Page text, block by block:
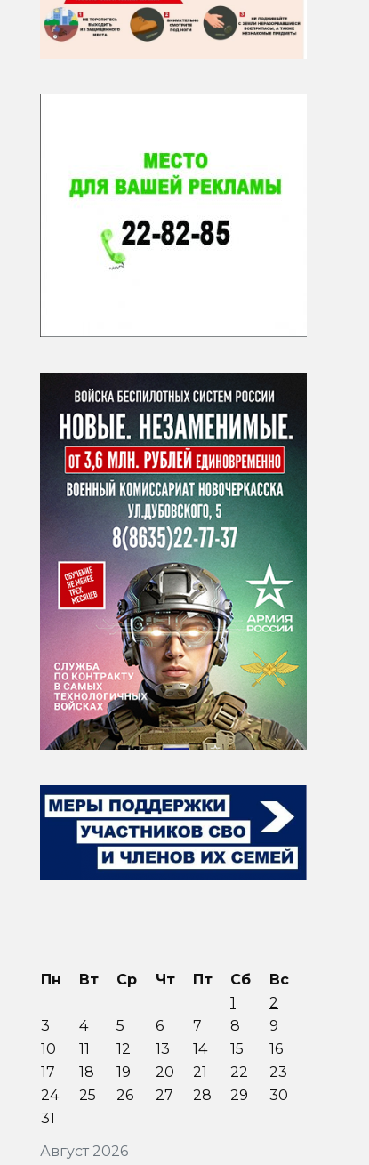
Август 2026
Пн Вт Ср Чт Пт Сб
Вс
1
2
3
4 5 6 7 8
9
10
11 12 13 14 15
16
17
18 19 20 21 22
23
24
25 26 27 28 29
30
31